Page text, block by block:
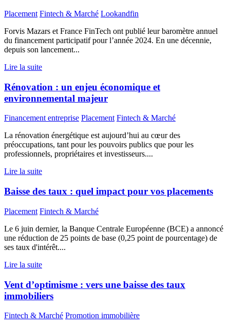
Placement Fintech & Marché Lookandfin
Forvis Mazars et France FinTech ont publié leur baromètre annuel
du financement participatif pour l’année 2024. En une décennie,
depuis son lancement...
Lire la suite
Rénovation : un enjeu économique et
environnemental majeur
Financement entreprise Placement Fintech & Marché
La rénovation énergétique est aujourd’hui au cœur des
préoccupations, tant pour les pouvoirs publics que pour les
professionnels, propriétaires et investisseurs....
Lire la suite
Baisse des taux : quel impact pour vos placements
Placement Fintech & Marché
Le 6 juin dernier, la Banque Centrale Européenne (BCE) a annoncé
une réduction de 25 points de base (0,25 point de pourcentage) de
ses taux d'intérêt....
Lire la suite
Vent d’optimisme : vers une baisse des taux
immobiliers
Fintech & Marché Promotion immobilière